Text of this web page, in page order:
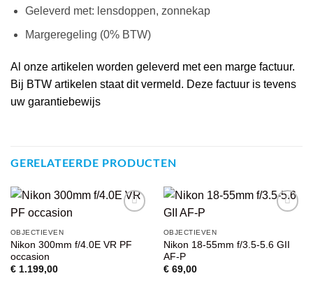
Geleverd met: lensdoppen, zonnekap
Margeregeling (0% BTW)
Al onze artikelen worden geleverd met een marge factuur.
Bij BTW artikelen staat dit vermeld. Deze factuur is tevens
uw garantiebewijs
GERELATEERDE PRODUCTEN
WENSENLIJST
OBJECTIEVEN
Nikon 300mm f/4.0E VR PF
occasion
€1.199,00
WENSENLIJST
OBJECTIEVEN
Nikon 18-55mm f/3.5-5.6 GII
AF-P
€69,00